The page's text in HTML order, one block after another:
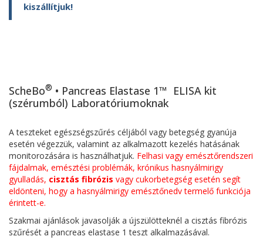
kiszállítjuk!
ScheBo® • Pancreas Elastase 1™ ELISA kit
(szérumból) Laboratóriumoknak
A teszteket egészségszűrés céljából vagy betegség gyanúja
esetén végezzük, valamint az alkalmazott kezelés hatásának
monitorozására is használhatjuk. Felhasi vagy emésztőrendszeri
fájdalmak, emésztési problémák, krónikus hasnyálmirigy
gyulladás, cisztás fibrózis vagy cukorbetegség esetén segít
eldönteni, hogy a hasnyálmirigy emésztőnedv termelő funkciója
érintett-e.
Szakmai ajánlások javasolják a újszülötteknél a cisztás fibrózis
szűrését a pancreas elastase 1 teszt alkalmazásával.